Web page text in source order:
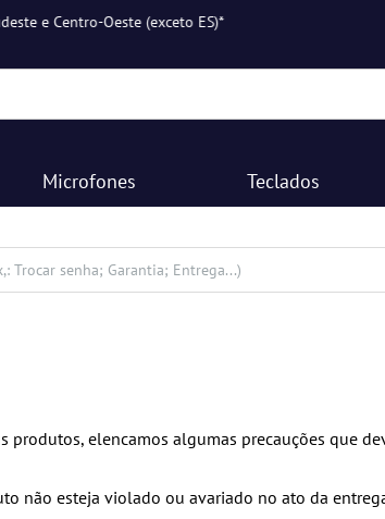
10% OFF na sua primeira compra: NOVAHARMONICS
Microfones Teclados
produtos, elencamos algumas precauções que
não esteja violado ou avariado no ato da